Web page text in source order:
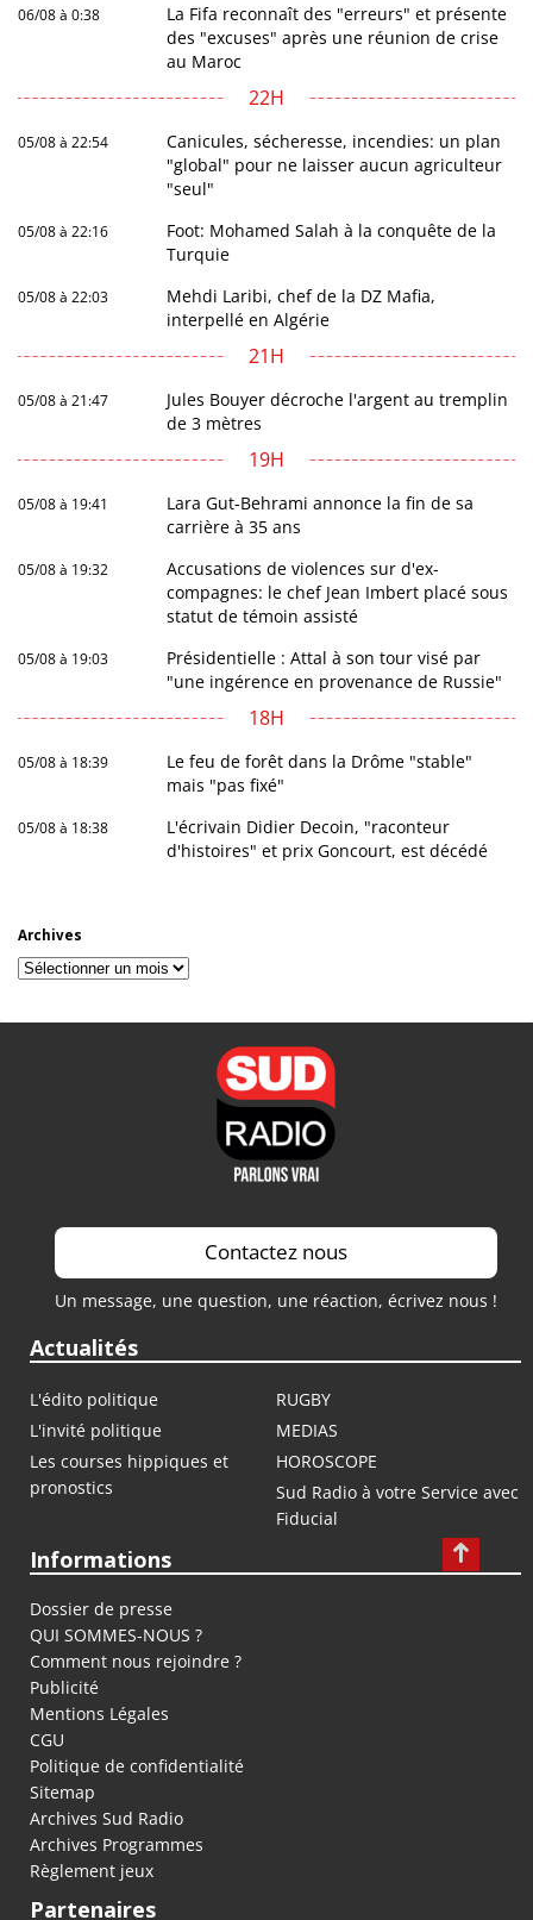
06/08 à 0:38
La Fifa reconnaît des "erreurs" et présente
des "excuses" après une réunion de crise
au Maroc
22H
05/08 à 22:54
Canicules, sécheresse, incendies: un plan
"global" pour ne laisser aucun agriculteur
"seul"
05/08 à 22:16
Foot: Mohamed Salah à la conquête de la
Turquie
05/08 à 22:03
Mehdi Laribi, chef de la DZ Mafia,
interpellé en Algérie
21H
05/08 à 21:47
Jules Bouyer décroche l'argent au tremplin
de 3 mètres
19H
05/08 à 19:41
Lara Gut-Behrami annonce la fin de sa
carrière à 35 ans
05/08 à 19:32
Accusations de violences sur d'ex-
compagnes: le chef Jean Imbert placé sous
statut de témoin assisté
05/08 à 19:03
Présidentielle : Attal à son tour visé par
"une ingérence en provenance de Russie"
18H
05/08 à 18:39
Le feu de forêt dans la Drôme "stable"
mais "pas fixé"
05/08 à 18:38
L'écrivain Didier Decoin, "raconteur
d'histoires" et prix Goncourt, est décédé
Archives
Archives
Contactez nous
Un message, une question, une réaction, écrivez nous !
Actualités
L'édito politique
RUGBY
L'invité politique
MEDIAS
Les courses hippiques et
pronostics
HOROSCOPE
Sud Radio à votre Service avec
Fiducial
Informations
Dossier de presse
QUI SOMMES-NOUS ?
Comment nous rejoindre ?
Publicité
Mentions Légales
CGU
Politique de confidentialité
Sitemap
Archives Sud Radio
Archives Programmes
Règlement jeux
Partenaires